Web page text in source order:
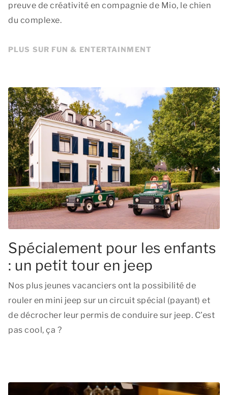
preuve de créativité en compagnie de Mio, le chien
du complexe.
PLUS SUR FUN & ENTERTAINMENT
Spécialement pour les enfants
: un petit tour en jeep
Nos plus jeunes vacanciers ont la possibilité de
rouler en mini jeep sur un circuit spécial (payant) et
de décrocher leur permis de conduire sur jeep. C’est
pas cool, ça ?